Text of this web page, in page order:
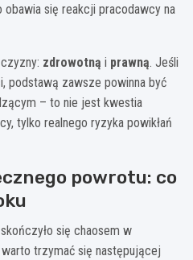
się reakcji pracodawcy na
zdrowotną i prawną. Jeśli
podstawą zawsze powinna być
– to nie jest kwestia
tylko realnego ryzyka powikłań
powrotu: co
się chaosem w
trzymać się następującej